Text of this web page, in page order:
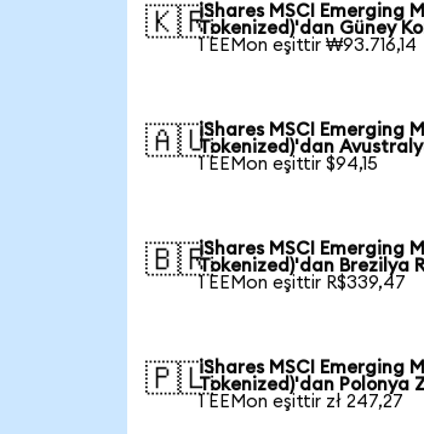
🇰🇷iShares MSCI Emerging
Tokenized)'dan Güney
1 EEMon eşittir ₩93.716,14
🇦🇺iShares MSCI Emerging
Tokenized)'dan
1 EEMon eşittir $94,15
🇧🇷iShares MSCI Emerging
Tokenized)'dan Brezilya
1 EEMon eşittir R$339,47
🇵🇱iShares MSCI Emerging
Tokenized)'dan Polonya
1 EEMon eşittir zł 247,27